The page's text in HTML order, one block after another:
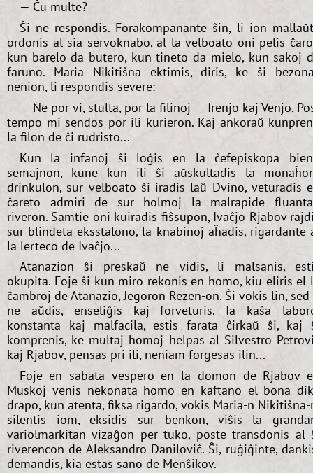
— Ĉu multe?
Ŝi ne respondis. Forakompanante ŝin, li ion
ordonis al sia servoknabo, al la velboato oni pelis
kun barelo da butero, kun tineto da mielo, kun sakoj
faruno. Maria Nikitiŝna ektimis, diris, ke ŝi
nenion, li respondis severe:
— Ne por vi, stulta, por la filinoj — Irenjo kaj Venjo.
tempo mi sendos por ili kurieron. Kaj ankoraŭ
la filon de ĉi rudristo...
Kun la infanoj ŝi loĝis en la ĉefepiskopa
semajnon, kune kun ili ŝi aŭskultadis la
drinkulon, sur velboato ŝi iradis laŭ Dvino, veturadis
ĉareto admiri de sur holmoj la malrapide
riveron. Samtie oni kuiradis fiŝsupon, Ivaĉjo Rjabov
sur blindeta eksstalono, la knabinoj aĥadis, rigardante
la lerteco de Ivaĉjo...
Atanazion ŝi preskaŭ ne vidis, li malsanis,
okupita. Foje ŝi kun miro rekonis en homo, kiu eliris el
ĉambroj de Atanazio, Jegoron Rezen-on. Ŝi vokis lin,
ne aŭdis, enseliĝis kaj forveturis. Ia kaŝa
konstanta kaj malfacila, estis farata ĉirkaŭ ŝi, kaj
komprenis, ke multaj homoj helpas al Silvestro
kaj Rjabov, pensas pri ili, neniam forgesas ilin...
Foje en sabata vespero en la domon de Rjabov
Muskoj venis nekonata homo en kaftano el bona
drapo, kun atenta, fiksa rigardo, vokis Maria-n Nikitiŝna-
silentis iom, eksidis sur benkon, viŝis la
variolmarkitan vizaĝon per tuko, poste transdonis al
riverencon de Aleksandro Daniloviĉ. Ŝi, ruĝiĝinte,
demandis, kia estas sano de Menŝikov.